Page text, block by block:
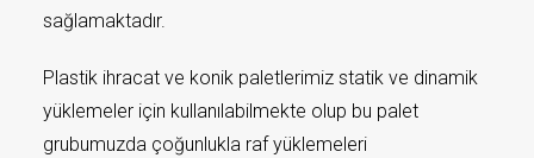
sağlamaktadır.
Plastik ihracat ve konik paletlerimiz statik ve dinamik
yüklemeler için kullanılabilmekte olup bu palet
grubumuzda çoğunlukla raf yüklemeleri